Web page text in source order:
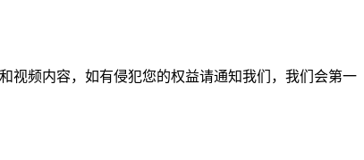
视频内容，如有侵犯您的权益请通知我们，我们会第一